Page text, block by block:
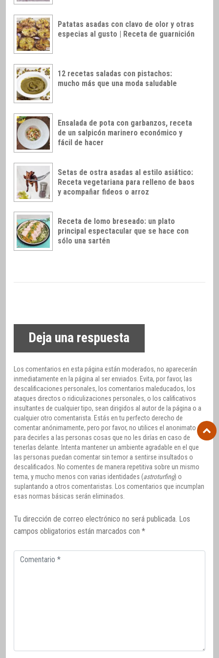
Patatas asadas con clavo de olor y otras
especias al gusto | Receta de guarnición
12 recetas saladas con pistachos:
mucho más que una moda saludable
Ensalada de pota con garbanzos, receta
de un salpicón marinero económico y
fácil de hacer
Setas de ostra asadas al estilo asiático:
Receta vegetariana para relleno de baos
y acompañar fideos o arroz
Receta de lomo breseado: un plato
principal espectacular que se hace con
sólo una sartén
Deja una respuesta
Los comentarios en esta página están moderados, no aparecerán
inmediatamente en la página al ser enviados. Evita, por favor, las
descalificaciones personales, los comentarios maleducados, los
ataques directos o ridiculizaciones personales, o los calificativos
insultantes de cualquier tipo, sean dirigidos al autor de la página o a
cualquier otro comentarista. Estás en tu perfecto derecho de
comentar anónimamente, pero por favor, no utilices el anonimato
para decirles a las personas cosas que no les dirías en caso de
tenerlas delante. Intenta mantener un ambiente agradable en el que
las personas puedan comentar sin temor a sentirse insultados o
descalificados. No comentes de manera repetitiva sobre un mismo
tema, y mucho menos con varias identidades (astroturfing) o
suplantando a otros comentaristas. Los comentarios que incumplan
esas normas básicas serán eliminados.
Tu dirección de correo electrónico no será publicada. Los
campos obligatorios están marcados con *
Comentario